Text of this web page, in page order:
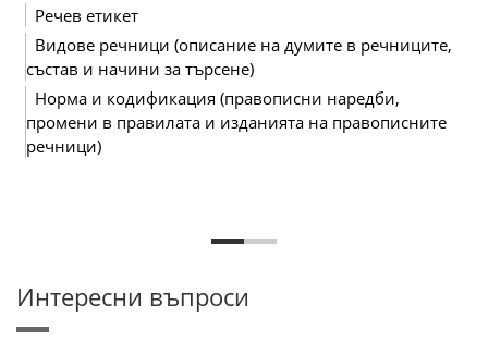
Речев етикет
Видове речници (описание на думите в речниците,
състав и начини за търсене)
Норма и кодификация (правописни наредби,
промени в правилата и изданията на правописните
речници)
Интересни въпроси